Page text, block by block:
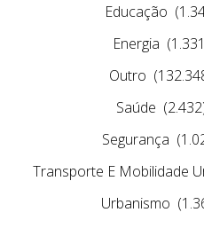
Educação
Energia
Outro
Saúde
Segurança
Transporte E Mobilidade
Urbanismo